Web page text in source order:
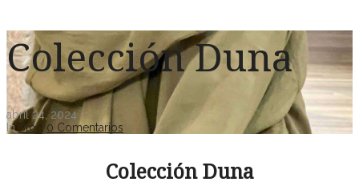
Colección Duna
abril 24, 2024
InBlog 0 Comentarios
Colección Duna